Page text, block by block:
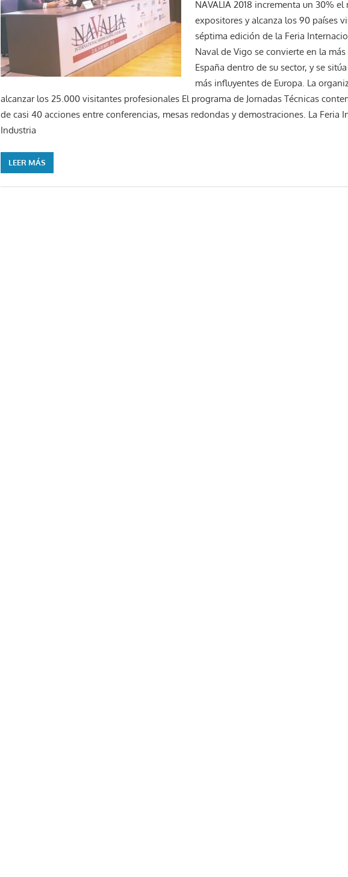
NAVALIA 2018 incrementa un 30% el
expositores y alcanza los 90 países
séptima edición de la Feria
Naval de Vigo se convierte en la
España dentro de su sector, y se
más influyentes de Europa. La
alcanzar los 25.000 visitantes profesionales El programa de Jornadas Técnicas
de casi 40 acciones entre conferencias, mesas redondas y demostraciones. La Feria
Industria
LEER MÁS